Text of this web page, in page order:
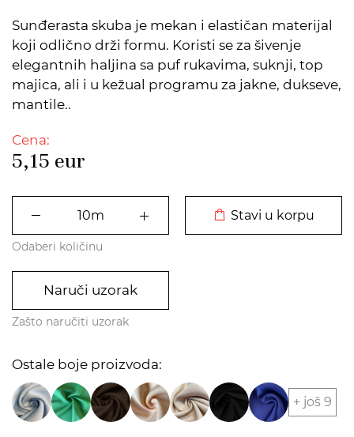
Sunđerasta skuba je mekan i elastičan materijal
koji odlično drži formu. Koristi se za šivenje
elegantnih haljina sa puf rukavima, suknji, top
majica, ali i u kežual programu za jakne, dukseve,
mantile..
Cena:
5,15 eur
Stavi u korpu
Odaberi količinu
Naruči uzorak
Zašto naručiti uzorak
Ostale boje proizvoda:
+ još 9